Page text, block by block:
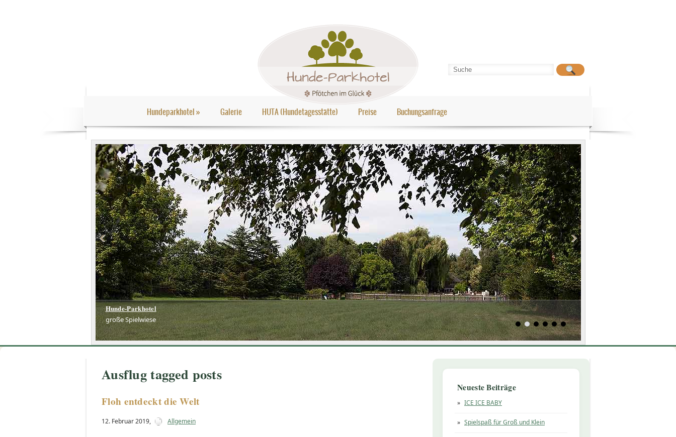
Hundeparkhotel» Galerie HUTA (Hundetagesstätte) Preise Buchungsanfrage
Hunde-Parkhotel
große Spielwiese
Hunde-Parkhotel
große Spielwiese
1 2 3 4 5 6
Neueste Beiträge
ICE ICE BABY
Spielspaß für Groß und Klein
Ausflug tagged posts
Floh entdeckt die Welt
12. Februar 2019, Allgemein